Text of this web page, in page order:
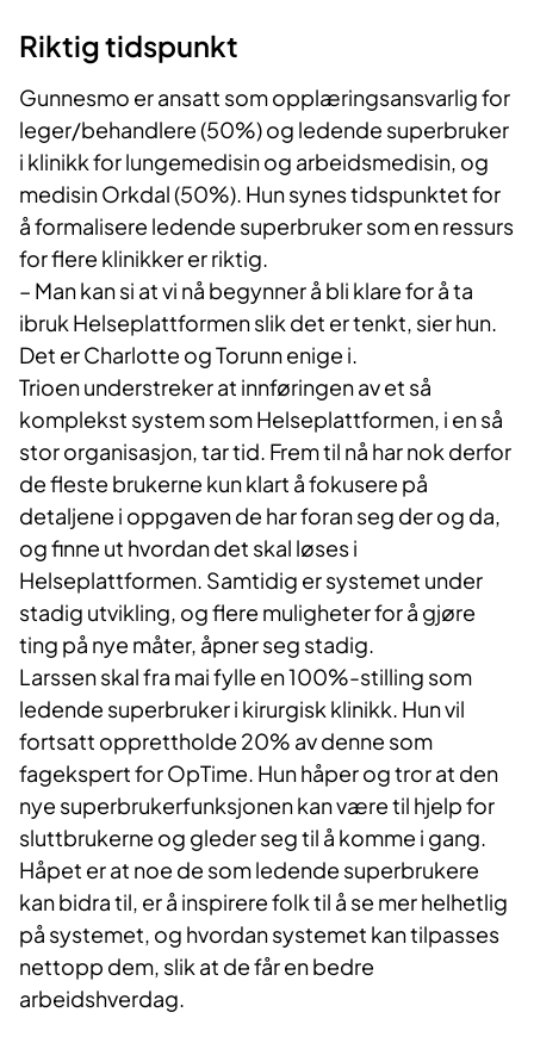
Riktig tidspunkt
Gunnesmo er ansatt som opplæringsansvarlig for
leger/behandlere (50%) og ledende superbruker
i klinikk for lungemedisin og arbeidsmedisin, og
medisin Orkdal (50%). Hun synes tidspunktet for
å formalisere ledende superbruker som en ressurs
for flere klinikker er riktig.
– Man kan si at vi nå begynner å bli klare for å ta
ibruk Helseplattformen slik det er tenkt, sier hun.
Det er Charlotte og Torunn enige i.
Trioen understreker at innføringen av et så
komplekst system som Helseplattformen, i en så
stor organisasjon, tar tid. Frem til nå har nok derfor
de fleste brukerne kun klart å fokusere på
detaljene i oppgaven de har foran seg der og da,
og finne ut hvordan det skal løses i
Helseplattformen. Samtidig er systemet under
stadig utvikling, og flere muligheter for å gjøre
ting på nye måter, åpner seg stadig.
Larssen skal fra mai fylle en 100%-stilling som
ledende superbruker i kirurgisk klinikk. Hun vil
fortsatt opprettholde 20% av denne som
fagekspert for OpTime. Hun håper og tror at den
nye superbrukerfunksjonen kan være til hjelp for
sluttbrukerne og gleder seg til å komme i gang.
Håpet er at noe de som ledende superbrukere
kan bidra til, er å inspirere folk til å se mer helhetlig
på systemet, og hvordan systemet kan tilpasses
nettopp dem, slik at de får en bedre
arbeidshverdag.